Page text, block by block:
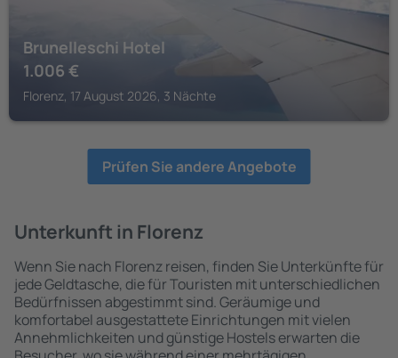
Brunelleschi Hotel
1.006 €
Florenz, 17 August 2026, 3 Nächte
Prüfen Sie andere Angebote
Unterkunft in Florenz
Wenn Sie nach Florenz reisen, finden Sie Unterkünfte für
jede Geldtasche, die für Touristen mit unterschiedlichen
Bedürfnissen abgestimmt sind. Geräumige und
komfortabel ausgestattete Einrichtungen mit vielen
Annehmlichkeiten und günstige Hostels erwarten die